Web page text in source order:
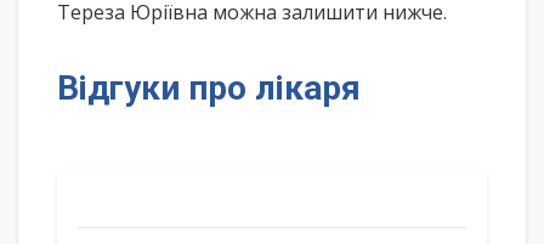
Тереза Юріївна можна залишити нижче.
Відгуки про лікаря